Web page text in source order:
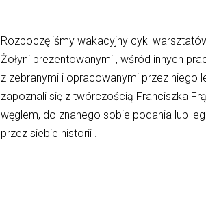
Rozpoczęliśmy wakacyjny cykl
Żołyni prezentowanymi , wśród innych
z zebranymi i opracowanymi przez niego
zapoznali się z twórczością Franciszka
węglem, do znanego sobie podania lub
przez siebie historii .